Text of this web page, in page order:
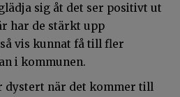
sig åt det ser positivt ut
har de stärkt upp
vis kunnat få till fler
i kommunen.
dystert när det kommer till